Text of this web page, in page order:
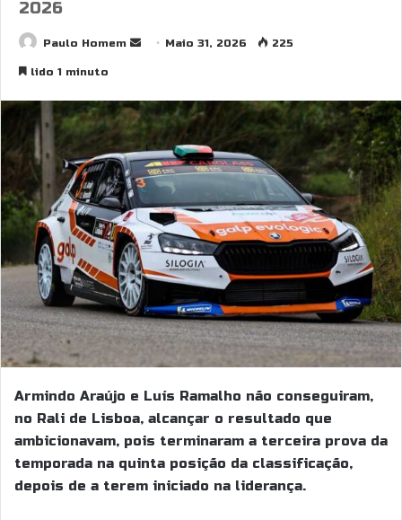
2026
Paulo Homem
SendMaio 31, 2026 225
lido 1 minuto
Armindo Araújo e Luís Ramalho não conseguiram,
no Rali de Lisboa, alcançar o resultado que
ambicionavam, pois terminaram a terceira prova da
temporada na quinta posição da classificação,
depois de a terem iniciado na liderança.